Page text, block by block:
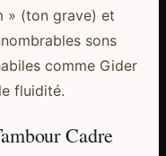
» (ton grave) et
sons
comme Gider
fluidité.
Cadre